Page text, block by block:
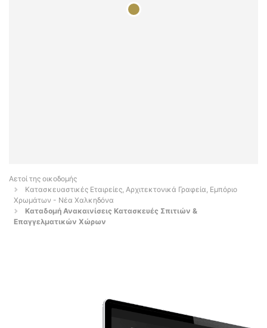
Αετοί της οικοδομής
Κατασκευαστικές Εταιρείες, Αρχιτεκτονικά Γραφεία, Εμπόριο
Χρωμάτων - Νέα Χαλκηδόνα
Καταδομή Ανακαινίσεις Κατασκευές Σπιτιών &
Επαγγελματικών Χώρων